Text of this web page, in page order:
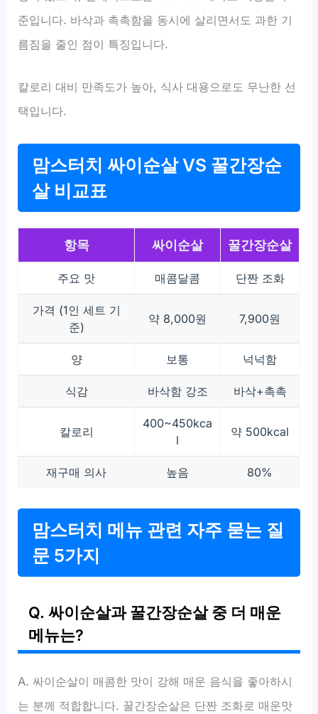
준입니다. 바삭과 촉촉함을 동시에 살리면서도 과한 기
름짐을 줄인 점이 특징입니다.
칼로리 대비 만족도가 높아, 식사 대용으로도 무난한 선
택입니다.
맘스터치 싸이순살 VS 꿀간장순
살 비교표
항목 싸이순살 꿀간장순살
주요 맛 매콤달콤 단짠 조화
가격 (1인 세트 기
준)
약 8,000원 7,900원
양 보통 넉넉함
식감 바삭함 강조 바삭+촉촉
칼로리
400~450kca
l
약 500kcal
재구매 의사 높음 80%
맘스터치 메뉴 관련 자주 묻는 질
문 5가지
Q. 싸이순살과 꿀간장순살 중 더 매운
메뉴는?
A. 싸이순살이 매콤한 맛이 강해 매운 음식을 좋아하시
는 분께 적합합니다. 꿀간장순살은 단짠 조화로 매운맛